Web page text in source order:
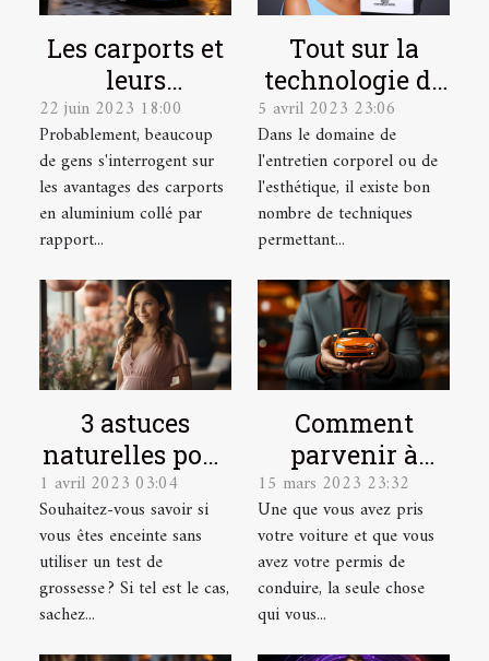
Les carports et
leurs
avantages
22 juin 2023 18:00
Probablement, beaucoup
de gens s'interrogent sur
les avantages des carports
en aluminium collé par
rapport...
Tout sur la
technologie de
l'Hydrafacial
5 avril 2023 23:06
Dans le domaine de
l'entretien corporel ou de
l'esthétique, il existe bon
nombre de techniques
permettant...
3 astuces
naturelles pour
détecter une
grossesse
1 avril 2023 03:04
Souhaitez-vous savoir si
vous êtes enceinte sans
utiliser un test de
grossesse ? Si tel est le cas,
sachez...
Comment
parvenir à
dénicher une
bonne
assurance auto
?
15 mars 2023 23:32
Une que vous avez pris
votre voiture et que vous
avez votre permis de
conduire, la seule chose
qui vous...